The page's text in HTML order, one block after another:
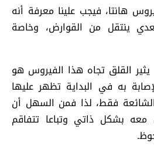
هانتا، فيجب علينا معرفة أنه
ينتقل من القوارض، وخاصة
القلق تجاه هذا الفيروس هو
به في البداية تظهر عليها
فقط، لذا فمن السهل أن
معه بشكل ذاتي وتباعا تتفاقم